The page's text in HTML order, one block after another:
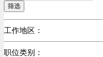
筛选
工作地区：
不限
职位类别：